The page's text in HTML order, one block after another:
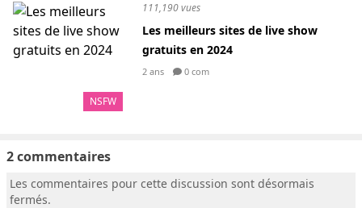
NSFW
111,190 vues
Les meilleurs sites de live show
gratuits en 2024
2 ans 0 com
2 commentaires
Les commentaires pour cette discussion sont désormais
fermés.